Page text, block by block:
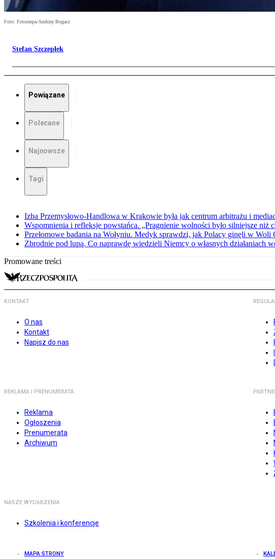
Foto: Fotorzepa/Andrzej Bogacz
Stefan Szczepłek
Powiązane
Polecane
Najnowsze
Tagi
Izba Przemysłowo-Handlowa w Krakowie była jak centrum arbitrażu i
Wspomnienia i refleksje powstańca. „Pragnienie wolności było silniejsze niż
Przełomowe badania na Wołyniu. Medyk sprawdzi, jak Polacy ginęli w Woli
Zbrodnie pod lupą. Co naprawdę wiedzieli Niemcy o własnych działaniach
Promowane treści
KONTAKT
O nas
Kontakt
Napisz do nas
REKLAMA I PRENUMERATA
Reklama
Ogłoszenia
Prenumerata
Archiwum
NASZE WYDARZENIA
Szkolenia i konferencje
MAPA STRONY